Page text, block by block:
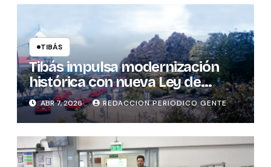
TIBÁS
Tibás impulsa modernización
histórica con nueva Ley de
Patentes
ABR 7, 2026 REDACCION PERIODICO GENTE